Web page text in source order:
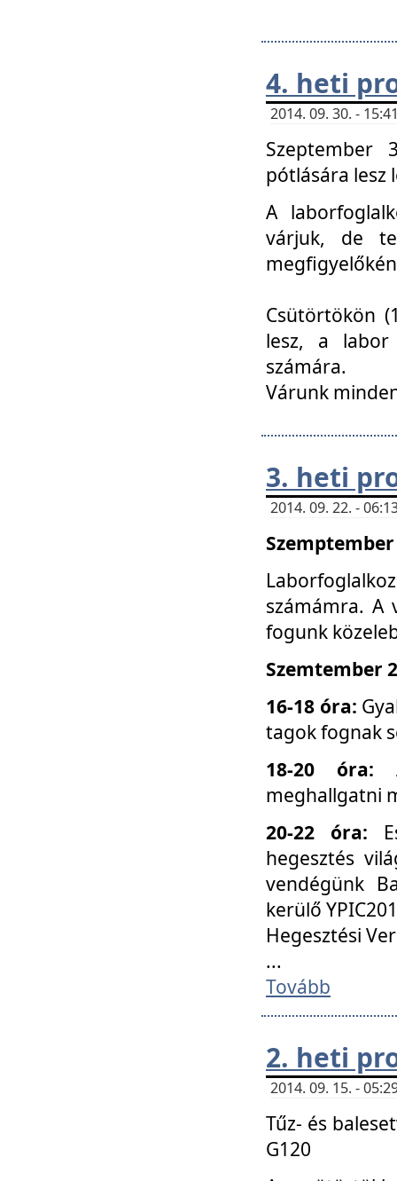
4. heti
2014. 09. 30. -
Szeptember
pótlására lesz
A
várjuk, de
Csütörtökön
lesz, a labor
számára.
Várunk
3. heti
2014. 09. 22. -
számámra. A
fogunk
Szemtember
16-18 óra:
tagok fognak
18-20 óra:
meghallgatni
20-22 óra:
hegesztés
vendégünk
kerülő
Hegesztési
...
Tovább
2. heti
2014. 09. 15. -
Tűz- és
G120